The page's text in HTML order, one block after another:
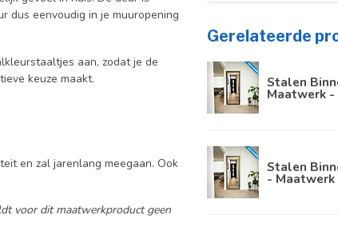
dus eenvoudig in je muuropening
aan, zodat je de
keuze maakt.
en zal jarenlang meegaan. Ook
voor dit maatwerkproduct geen
Gerelateerde
Stalen
Maatwerk
Stalen
-